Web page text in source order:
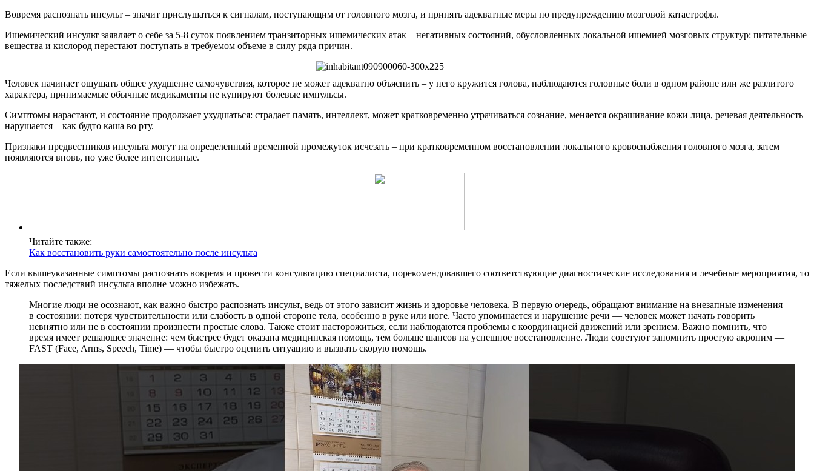
Вовремя распознать инсульт – значит прислушаться к сигналам, поступающим от головного мозга, и принять адекватные меры по предупреждению мозговой катастрофы.
Ишемический инсульт заявляет о себе за 5-8 суток появлением транзиторных ишемических атак – негативных состояний, обусловленных локальной ишемией мозговых структур: питательные
вещества и кислород перестают поступать в требуемом объеме в силу ряда причин.
Человек начинает ощущать общее ухудшение самочувствия, которое не может адекватно объяснить – у него кружится голова, наблюдаются головные боли в одном районе или же разлитого
характера, принимаемые обычные медикаменты не купируют болевые импульсы.
Симптомы нарастают, и состояние продолжает ухудшаться: страдает память, интеллект, может кратковременно утрачиваться сознание, меняется окрашивание кожи лица, речевая деятельность
нарушается – как будто каша во рту.
Признаки предвестников инсульта могут на определенный временной промежуток исчезать – при кратковременном восстановлении локального кровоснабжения головного мозга, затем
появляются вновь, но уже более интенсивные.
Читайте также:
Как восстановить руки самостоятельно после инсульта
Если вышеуказанные симптомы распознать вовремя и провести консультацию специалиста, порекомендовавшего соответствующие диагностические исследования и лечебные мероприятия, то
тяжелых последствий инсульта вполне можно избежать.
Многие люди не осознают, как важно быстро распознать инсульт, ведь от этого зависит жизнь и здоровье человека. В первую очередь, обращают внимание на внезапные изменения
в состоянии: потеря чувствительности или слабость в одной стороне тела, особенно в руке или ноге. Часто упоминается и нарушение речи — человек может начать говорить
невнятно или не в состоянии произнести простые слова. Также стоит насторожиться, если наблюдаются проблемы с координацией движений или зрением. Важно помнить, что
время имеет решающее значение: чем быстрее будет оказана медицинская помощь, тем больше шансов на успешное восстановление. Люди советуют запомнить простую акроним —
FAST (Face, Arms, Speech, Time) — чтобы быстро оценить ситуацию и вызвать скорую помощь.